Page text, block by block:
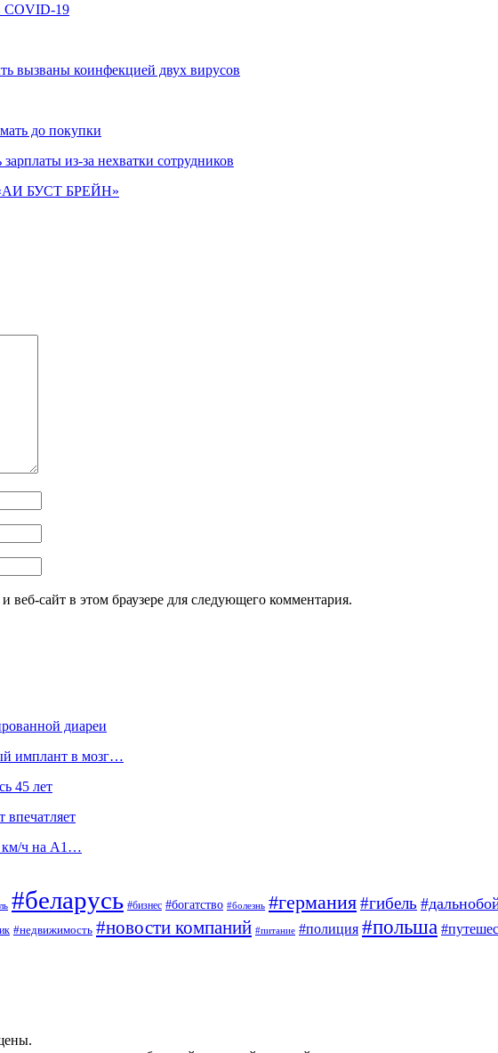
COVID-19
вызваны коинфекцией двух вирусов
до покупки
из-за нехватки сотрудников
«АИ БУСТ БРЕЙН»
сайт в этом браузере для следующего комментария.
диареи
имплант в мозг…
45 лет
впечатляет
км/ч на А1…
#беларусь #бизнес #богатство #болезнь #германия#гибель
#недвижимость #новости компаний #питание #полиция #польша